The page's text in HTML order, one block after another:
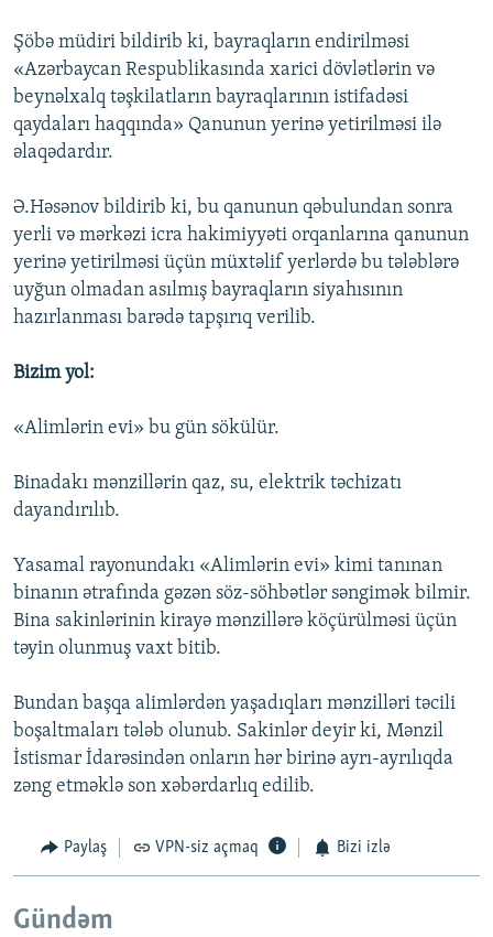
Şöbə müdiri bildirib ki, bayraqların endirilməsi
«Azərbaycan Respublikasında xarici dövlətlərin və
beynəlxalq təşkilatların bayraqlarının istifadəsi
qaydaları haqqında» Qanunun yerinə yetirilməsi ilə
əlaqədardır.
Ə.Həsənov bildirib ki, bu qanunun qəbulundan sonra
yerli və mərkəzi icra hakimiyyəti orqanlarına qanunun
yerinə yetirilməsi üçün müxtəlif yerlərdə bu tələblərə
uyğun olmadan asılmış bayraqların siyahısının
hazırlanması barədə tapşırıq verilib.
Bizim yol:
«Alimlərin evi» bu gün sökülür.
Binadakı mənzillərin qaz, su, elektrik təchizatı
dayandırılıb.
Yasamal rayonundakı «Alimlərin evi» kimi tanınan
binanın ətrafında gəzən söz-söhbətlər səngimək bilmir.
Bina sakinlərinin kirayə mənzillərə köçürülməsi üçün
təyin olunmuş vaxt bitib.
Bundan başqa alimlərdən yaşadıqları mənzilləri təcili
boşaltmaları tələb olunub. Sakinlər deyir ki, Mənzil
İstismar İdarəsindən onların hər birinə ayrı-ayrılıqda
zəng etməklə son xəbərdarlıq edilib.
Paylaş VPN-siz açmaq Bizi izlə
Gündəm